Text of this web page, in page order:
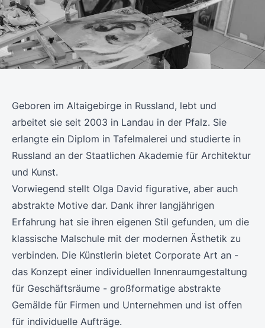
Geboren im Altaigebirge in Russland, lebt und
arbeitet sie seit 2003 in Landau in der Pfalz. Sie
erlangte ein Diplom in Tafelmalerei und studierte in
Russland an der Staatlichen Akademie für Architektur
und Kunst.
Vorwiegend stellt Olga David figurative, aber auch
abstrakte Motive dar. Dank ihrer langjährigen
Erfahrung hat sie ihren eigenen Stil gefunden, um die
klassische Malschule mit der modernen Ästhetik zu
verbinden. Die Künstlerin bietet Corporate Art an -
das Konzept einer individuellen Innenraumgestaltung
für Geschäftsräume - großformatige abstrakte
Gemälde für Firmen und Unternehmen und ist offen
für individuelle Aufträge.